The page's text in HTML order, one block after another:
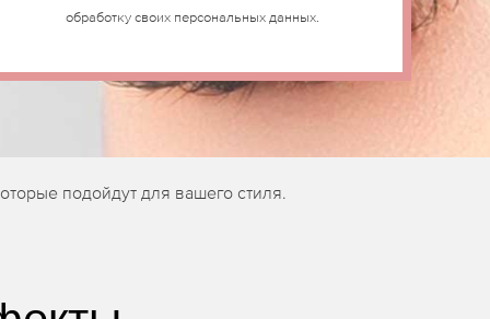
обработку своих персональных данных.
подойдут для вашего стиля.